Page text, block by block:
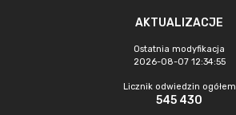
AKTUALIZACJE
Ostatnia modyfikacja
2026-08-07 12:34:55
Licznik odwiedzin ogółem
545 430